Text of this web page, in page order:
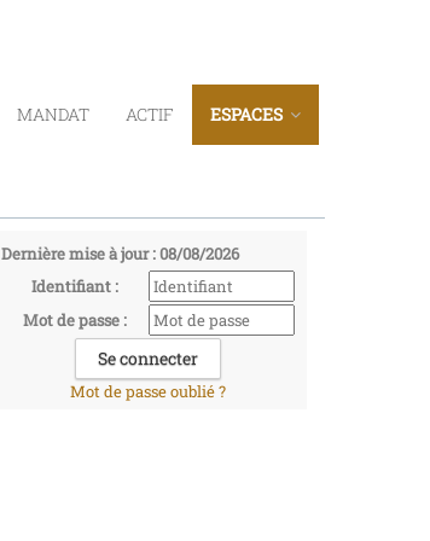
MANDAT ACTIF ESPACES
Dernière mise à jour : 08/08/2026
Identifiant :
Mot de passe :
Mot de passe oublié ?